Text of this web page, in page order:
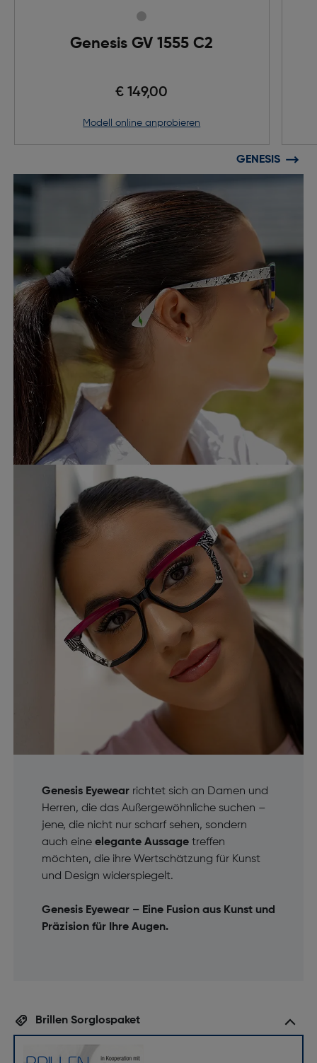
Genesis GV 1555 C2
€ 149,00
Modell online anprobieren
GENESIS
Genesis Eyewearrichtet sich an Damen und
Herren, die das Außergewöhnliche suchen –
jene, die nicht nur scharf sehen, sondern
auch eine elegante Aussagetreffen
möchten, die ihre Wertschätzung für Kunst
und Design widerspiegelt.
Genesis Eyewear – Eine Fusion aus Kunst und
Präzision für Ihre Augen.
Brillen Sorglospaket